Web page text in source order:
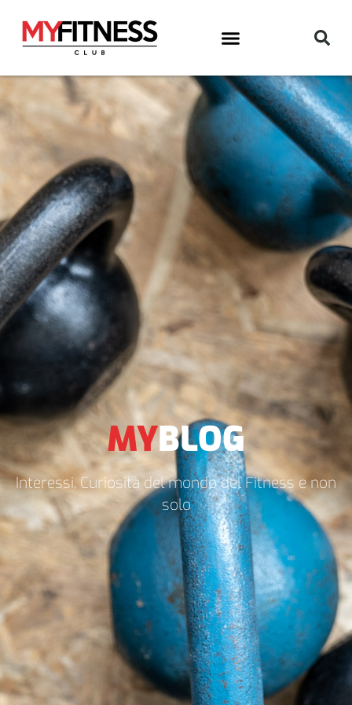
MYBLOG
Interessi, Curiosità del mondo del Fitness e non
solo